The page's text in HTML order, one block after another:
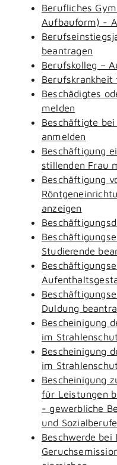
Berufliches
Aufbauform) -
beantragen
Berufskolleg –
Berufskrankheit
Beschädigtes
melden
Beschäftigte
anmelden
Beschäftigung
stillenden Frau
Beschäftigung
anzeigen
Studierende
Duldung
Bescheinigung
im
Bescheinigung
im
Bescheinigung
für Leistungen
- gewerbliche
und Sozialberufe
Beschwerde